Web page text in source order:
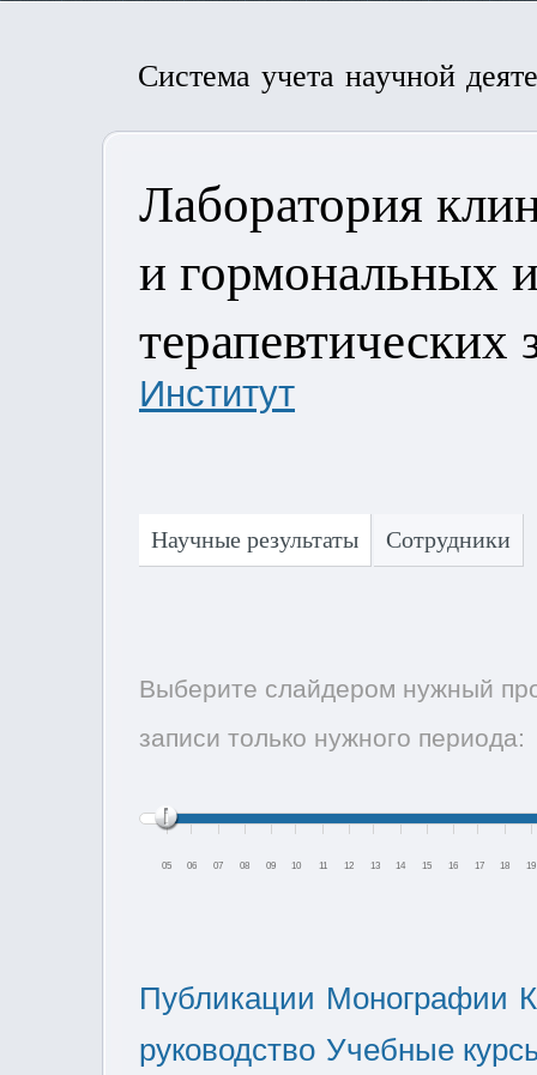
Система учета научной
Лаборатория
и гормональных
терапевтических
Институт
Научные результаты Сотрудники
Выберите слайдером нужный
записи только нужного периода:
05 06 07 08 09 10 11 12 13 14 15 16 17 18 19
Публикации Монографии
руководство Учебные